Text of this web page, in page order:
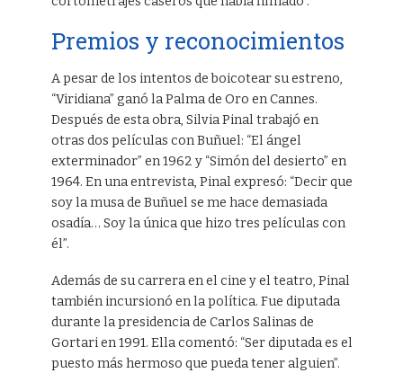
Premios y reconocimientos
A pesar de los intentos de boicotear su estreno,
“Viridiana” ganó la Palma de Oro en Cannes.
Después de esta obra, Silvia Pinal trabajó en
otras dos películas con Buñuel: “El ángel
exterminador” en 1962 y “Simón del desierto” en
1964. En una entrevista, Pinal expresó: “Decir que
soy la musa de Buñuel se me hace demasiada
osadía… Soy la única que hizo tres películas con
él”.
Además de su carrera en el cine y el teatro, Pinal
también incursionó en la política. Fue diputada
durante la presidencia de Carlos Salinas de
Gortari en 1991. Ella comentó: “Ser diputada es el
puesto más hermoso que pueda tener alguien”.